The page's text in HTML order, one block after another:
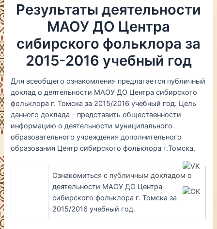
Результаты деятельности
МАОУ ДО Центра
сибирского фольклора за
2015-2016 учебный год
Для всеобщего ознакомления предлагается публичный
доклад о деятельности МАОУ ДО Центра сибирского
фольклора г. Томска за 2015/2016 учебный год. Цель
данного доклада – представить общественности
информацию о деятельности муниципального
образовательного учреждения дополнительного
образования Центр сибирского фольклора г.Томска.
Ознакомиться с публичным докладом о
деятельности МАОУ ДО Центра
сибирского фольклора г. Томска за
2015/2016 учебный год.